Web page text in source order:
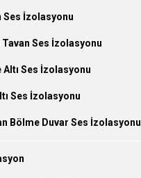
Ses İzolasyonu
Ses İzolasyonu
Altı Ses İzolasyonu
Ses İzolasyonu
Bölme Duvar Ses İzolasyonu